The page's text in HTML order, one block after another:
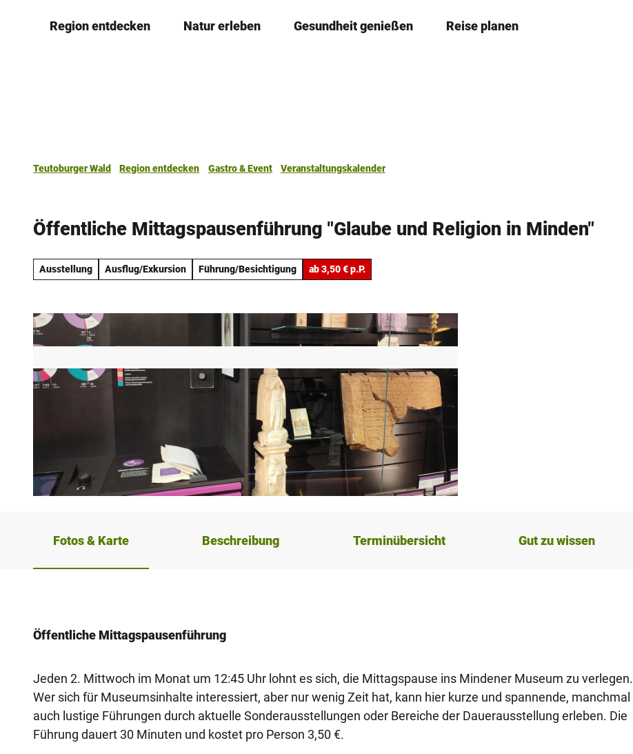
Region entdecken Natur erleben Gesundheit genießen Reise planen
Teutoburger Wald Region entdecken Gastro & Event
Veranstaltungskalender
Öffentliche Mittagspausenführung "Glaube und Religion in Minden"
Ausstellung Ausflug/Exkursion Führung/Besichtigung ab 3,50 € p.P.
Fotos & Karte Beschreibung Terminübersicht Gut zu wissen
Öffentliche Mittagspausenführung
Jeden 2. Mittwoch im Monat um 12:45 Uhr lohnt es sich, die Mittagspause ins Mindener Museum zu verlegen.
Wer sich für Museumsinhalte interessiert, aber nur wenig Zeit hat, kann hier kurze und spannende, manchmal
auch lustige Führungen durch aktuelle Sonderausstellungen oder Bereiche der Dauerausstellung erleben. Die
Führung dauert 30 Minuten und kostet pro Person 3,50 €.